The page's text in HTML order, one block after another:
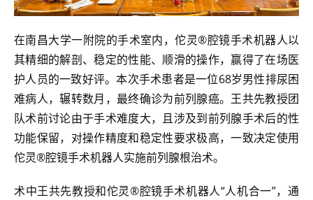
在南昌大学一附院的手术室内，佗灵®腔镜手术机器人以
其精细的解剖、稳定的性能、顺滑的操作，赢得了在场医
护人员的一致好评。本次手术患者是一位68岁男性排尿困
难病人，辗转数月，最终确诊为前列腺癌。王共先教授团
队术前讨论由于手术难度大，且涉及到前列腺手术后的性
功能保留，对操作精度和稳定性要求极高，一致决定使用
佗灵®腔镜手术机器人实施前列腺根治术。
术中王共先教授和佗灵®腔镜手术机器人“人机合一”，通